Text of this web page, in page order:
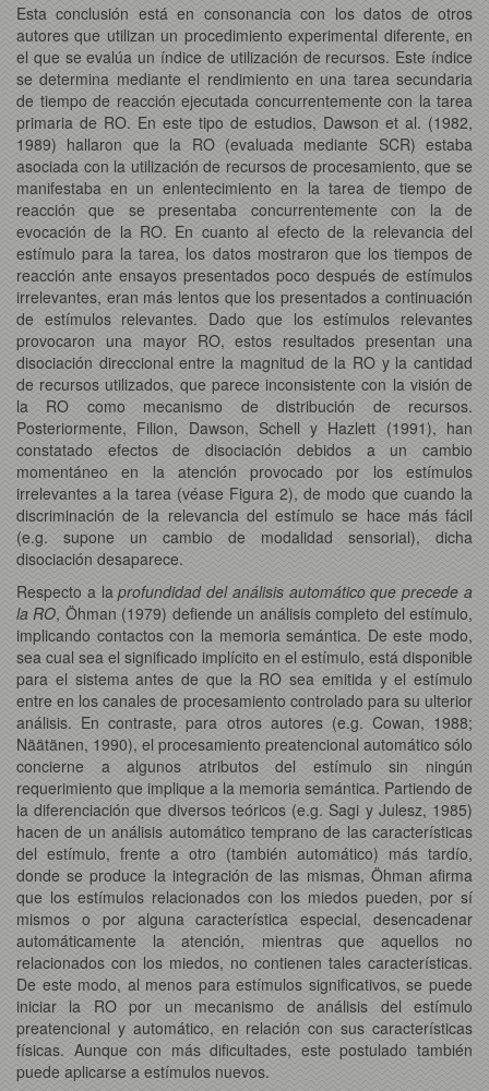
Esta conclusión está en consonancia con los datos de otros
autores que utilizan un procedimiento experimental diferente, en
el que se evalúa un índice de utilización de recursos. Este índice
se determina mediante el rendimiento en una tarea secundaria
de tiempo de reacción ejecutada concurrentemente con la tarea
primaria de RO. En este tipo de estudios, Dawson et al. (1982,
1989) hallaron que la RO (evaluada mediante SCR) estaba
asociada con la utilización de recursos de procesamiento, que se
manifestaba en un enlentecimiento en la tarea de tiempo de
reacción que se presentaba concurrentemente con la de
evocación de la RO. En cuanto al efecto de la relevancia del
estímulo para la tarea, los datos mostraron que los tiempos de
reacción ante ensayos presentados poco después de estímulos
irrelevantes, eran más lentos que los presentados a continuación
de estímulos relevantes. Dado que los estímulos relevantes
provocaron una mayor RO, estos resultados presentan una
disociación direccional entre la magnitud de la RO y la cantidad
de recursos utilizados, que parece inconsistente con la visión de
la RO como mecanismo de distribución de recursos.
Posteriormente, Filion, Dawson, Schell y Hazlett (1991), han
constatado efectos de disociación debidos a un cambio
momentáneo en la atención provocado por los estímulos
irrelevantes a la tarea (véase Figura 2), de modo que cuando la
discriminación de la relevancia del estímulo se hace más fácil
(e.g. supone un cambio de modalidad sensorial), dicha
disociación desaparece.
Respecto a laprofundidad del análisis automático que precede a
la RO, Öhman (1979) defiende un análisis completo del estímulo,
implicando contactos con la memoria semántica. De este modo,
sea cual sea el significado implícito en el estímulo, está disponible
para el sistema antes de que la RO sea emitida y el estímulo
entre en los canales de procesamiento controlado para su ulterior
análisis. En contraste, para otros autores (e.g. Cowan, 1988;
Näätänen, 1990), el procesamiento preatencional automático sólo
concierne a algunos atributos del estímulo sin ningún
requerimiento que implique a la memoria semántica. Partiendo de
la diferenciación que diversos teóricos (e.g. Sagi y Julesz, 1985)
hacen de un análisis automático temprano de las características
del estímulo, frente a otro (también automático) más tardío,
donde se produce la integración de las mismas, Öhman afirma
que los estímulos relacionados con los miedos pueden, por sí
mismos o por alguna característica especial, desencadenar
automáticamente la atención, mientras que aquellos no
relacionados con los miedos, no contienen tales características.
De este modo, al menos para estímulos significativos, se puede
iniciar la RO por un mecanismo de análisis del estímulo
preatencional y automático, en relación con sus características
físicas. Aunque con más dificultades, este postulado también
puede aplicarse a estímulos nuevos.